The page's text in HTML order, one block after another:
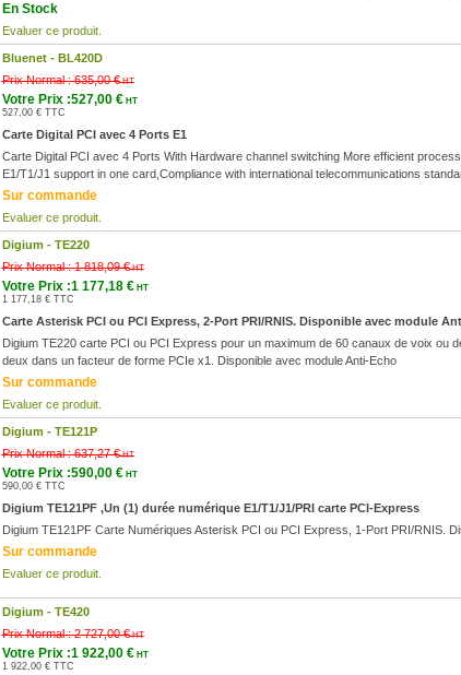
En Stock
Evaluer ce produit.
Bluenet - BL420D
Prix Normal :635,00 €HT
Votre Prix :527,00 €HT
527,00 € TTC
Carte Digital PCI avec 4 Ports E1
Carte Digital PCI avec 4 Ports With Hardware channel switching More efficient
E1/T1/J1 support in one card,Compliance with international telecommunications
Sur commande
Evaluer ce produit.
Digium - TE220
Prix Normal :1 818,09 €HT
Votre Prix :1 177,18 €HT
1 177,18 € TTC
Carte Asterisk PCI ou PCI Express, 2-Port PRI/RNIS. Disponible avec module
Digium TE220 carte PCI ou PCI Express pour un maximum de 60 canaux de voix ou
deux dans un facteur de forme PCIe x1. Disponible avec module Anti-Echo
Sur commande
Evaluer ce produit.
Digium - TE121P
Prix Normal :637,27 €HT
Votre Prix :590,00 €HT
590,00 € TTC
Digium TE121PF ,Un (1) durée numérique E1/T1/J1/PRI carte PCI-Express
Digium TE121PF Carte Numériques Asterisk PCI ou PCI Express, 1-Port PRI/RNIS.
Sur commande
Evaluer ce produit.
Digium - TE420
Prix Normal :2 727,00 €HT
Votre Prix :1 922,00 €HT
1 922,00 € TTC